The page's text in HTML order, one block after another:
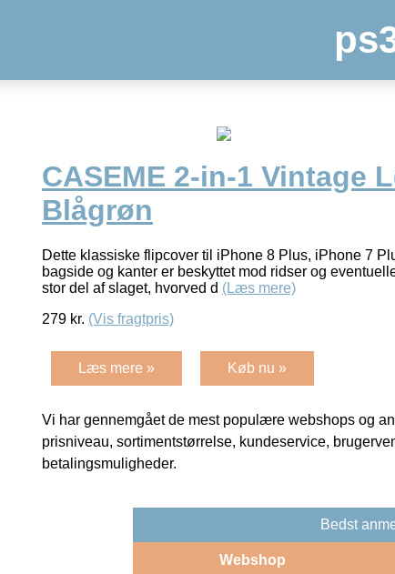
CASEME 2-in-1 Vintage
Blågrøn
Dette klassiske flipcover til iPhone 8 Plus, iPhone 7
bagside og kanter er beskyttet mod ridser og
stor del af slaget, hvorved d (Læs mere)
279 kr. (Vis fragtpris)
Læs mere » Køb nu »
Vi har gennemgået de mest populære webshops og
prisniveau, sortimentstørrelse, kundeservice,
betalingsmuligheder.
Bedst
Webshop